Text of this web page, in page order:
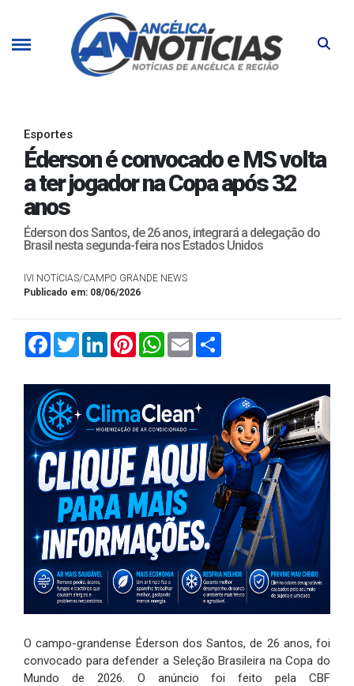
Esportes
Éderson é convocado e MS volta
a ter jogador na Copa após 32
anos
Éderson dos Santos, de 26 anos, integrará a delegação do
Brasil nesta segunda-feira nos Estados Unidos
IVI NOTíCIAS/CAMPO GRANDE NEWS
Publicado em: 08/06/2026
FacebookTwitterLinkedInPinterestWhatsApp
Email
O campo-grandense Éderson dos Santos, de 26 anos, foi
convocado para defender a Seleção Brasileira na Copa do
Mundo de 2026. O anúncio foi feito pela CBF